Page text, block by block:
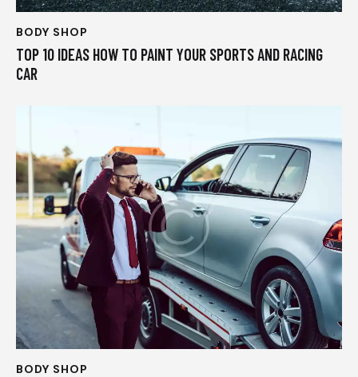
BODY SHOP
TOP 10 IDEAS HOW TO PAINT YOUR SPORTS AND RACING
CAR
BODY SHOP